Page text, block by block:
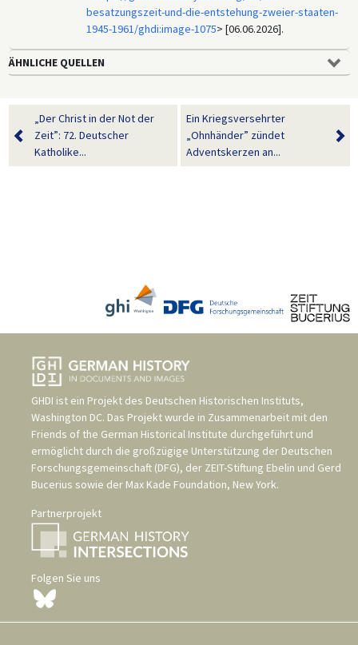
besatzungszeit-und-die-entstehung-zweier-staaten-
1945-1961/ghdi:image-1075> [06.06.2026].
ÄHNLICHE QUELLEN
„Der Christ in der Not der
Zeit”: 72. Deutscher
Katholike...
Ein Kriegsversehrter
„Ohnhänder” zündet
Adventskerzen an...
GHDI ist ein Projekt des Deutschen Historischen Instituts,
Washington DC. Das Projekt wurde in Zusammenarbeit mit den
Friends of the German Historical Institute durchgeführt und
ermöglicht durch die großzügige Unterstützung der Deutschen
Forschungsgemeinschaft (DFG), der ZEIT-Stiftung Ebelin und Gerd
Bucerius sowie der Max Kade Foundation, New York.
Partnerprojekt
Folgen Sie uns